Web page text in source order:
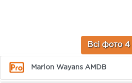
Всі фото 4
Marlon Wayans AMDB